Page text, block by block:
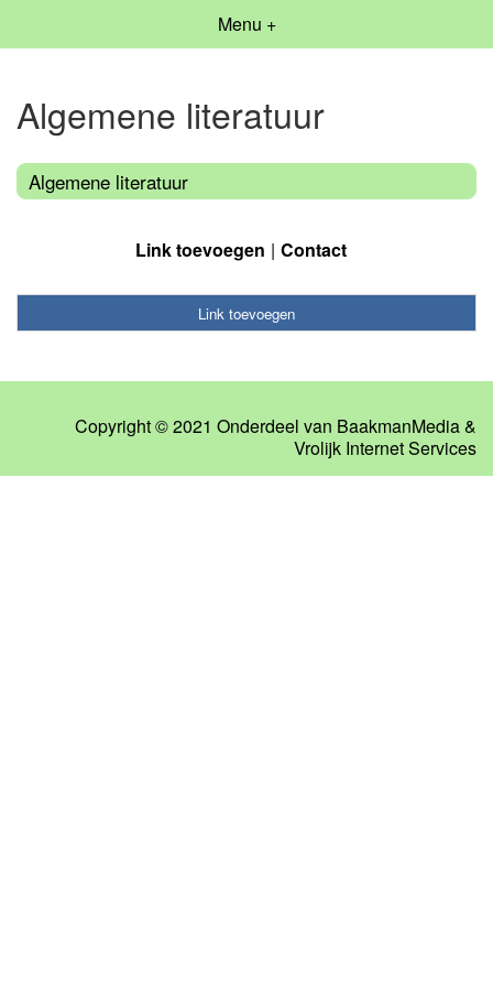
Menu +
Algemene literatuur
Algemene literatuur
Link toevoegen Contact
Link toevoegen
Copyright © 2021 Onderdeel van BaakmanMedia&
Vrolijk Internet Services